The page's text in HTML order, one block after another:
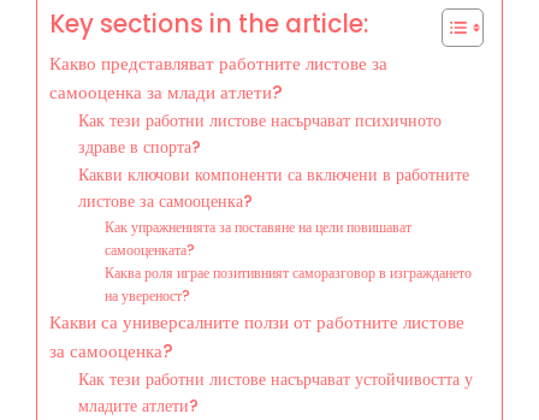
Key sections in the article:
Какво представляват работните листове за
самооценка за млади атлети?
Как тези работни листове насърчават психичното
здраве в спорта?
Какви ключови компоненти са включени в работните
листове за самооценка?
Как упражненията за поставяне на цели повишават
самооценката?
Каква роля играе позитивният саморазговор в изграждането
на увереност?
Какви са универсалните ползи от работните листове
за самооценка?
Как тези работни листове насърчават устойчивостта у
младите атлети?